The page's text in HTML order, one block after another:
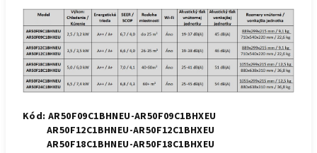
Kód: AR50F09C1BHNEU-AR50F09C1BHXEU
AR50F12C1BHNEU-AR50F12C1BHXEU
AR50F18C1BHNEU-AR50F18C1BHXEU